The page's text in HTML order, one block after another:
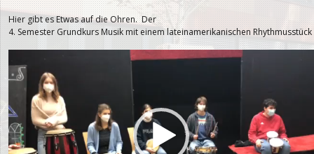
Hier gibt es Etwas auf die Ohren. Der
4. Semester Grundkurs Musik mit einem lateinamerikanischen Rhythmusstück
Player